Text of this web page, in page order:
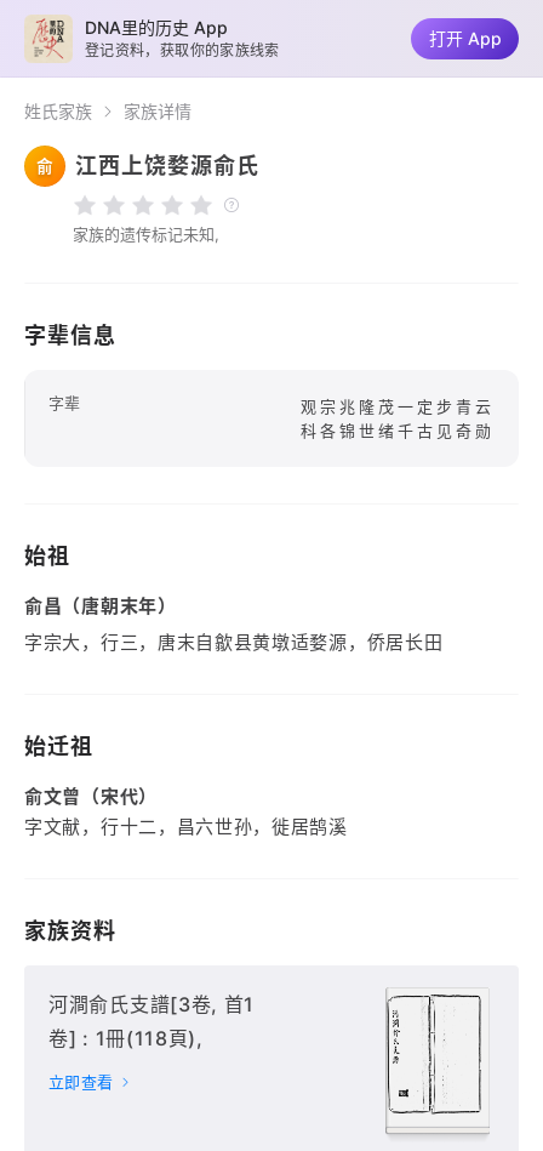
姓氏家族 家族详情
俞 江西上饶婺源俞氏
家族的遗传标记未知,
字辈信息
字辈
观宗兆隆茂一定步青云
科各锦世绪千古见奇勋
始祖
俞昌（唐朝末年）
字宗大，行三，唐末自歙县黄墩适婺源，侨居长田
始迁祖
俞文曾（宋代）
字文献，行十二，昌六世孙，徙居鹄溪
家族资料
河澗俞氏支譜[3卷, 首1
卷] : 1冊(118頁),
立即查看
DNA里的历史 App
登记资料，获取你的家族线索
打开 App